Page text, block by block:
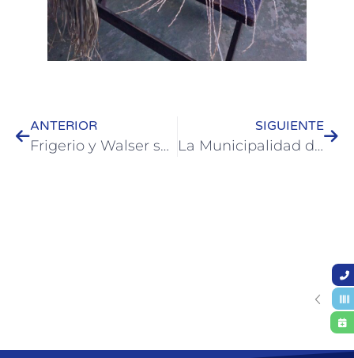
ANTERIOR
Frigerio y Walser se reunieron con legisladores, intendentes y actores regionales por el proyecto de la refinería frente a Colón
SIGUIENTE
La Municipalidad de Colón impulsa acciones de prevención y concientización sobre sífilis con testeos gratuitos y charla abierta a la comunidad